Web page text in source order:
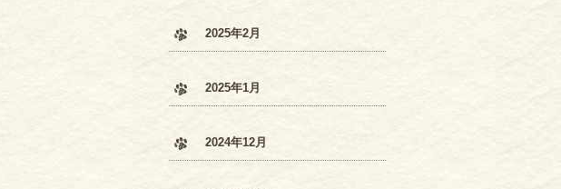
2025年2月
2025年1月
2024年12月